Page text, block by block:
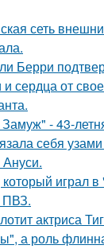
сеть
Берри
сердца от
- 43-
себя
играл
ПВЗ.
актриса
а роль